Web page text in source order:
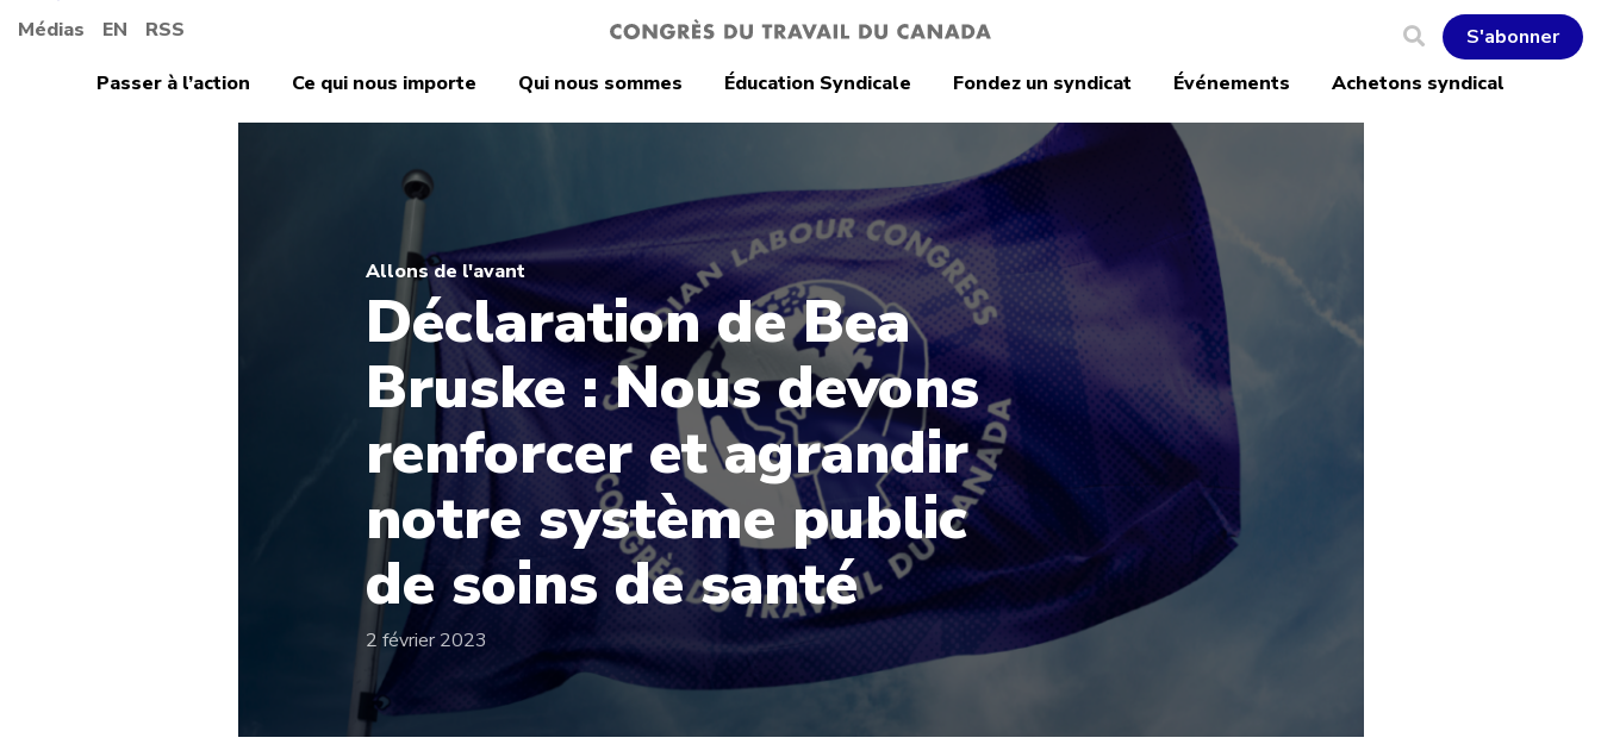
Médias EN RSS
S'abonner
Passer à l’action
Ce qui nous importe Qui nous sommes Éducation Syndicale Fondez un syndicat Événements Achetons syndical
Allons de l'avant
Déclaration de Bea
Bruske : Nous devons
renforcer et agrandir
notre système public
de soins de santé
2 février 2023